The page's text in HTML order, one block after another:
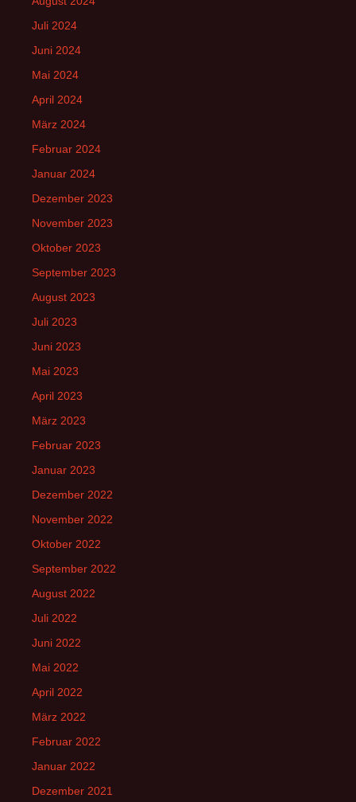
Juli 2024
Juni 2024
Mai 2024
April 2024
März 2024
Februar 2024
Januar 2024
Dezember 2023
November 2023
Oktober 2023
September 2023
August 2023
Juli 2023
Juni 2023
Mai 2023
April 2023
März 2023
Februar 2023
Januar 2023
Dezember 2022
November 2022
Oktober 2022
September 2022
August 2022
Juli 2022
Juni 2022
Mai 2022
April 2022
März 2022
Februar 2022
Januar 2022
Dezember 2021